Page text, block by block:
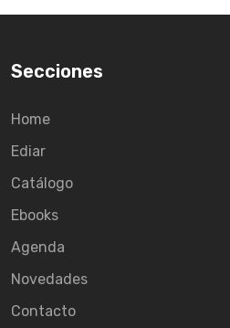
Secciones
Home
Ediar
Catálogo
Ebooks
Agenda
Novedades
Contacto